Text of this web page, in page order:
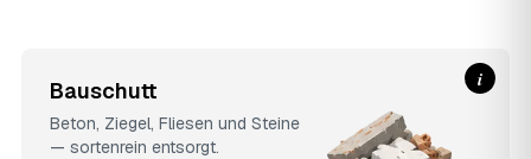
Bauschutt
Beton, Ziegel, Fliesen und Steine
— sortenrein entsorgt.
i